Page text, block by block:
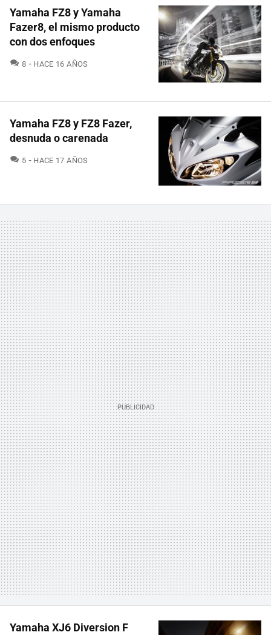
Yamaha FZ8 y Yamaha
Fazer8, el mismo producto
con dos enfoques
8 COMENTARIOS
HACE 16 AÑOS
Yamaha FZ8 y FZ8 Fazer,
desnuda o carenada
5 COMENTARIOS
HACE 17 AÑOS
Yamaha XJ6 Diversion F